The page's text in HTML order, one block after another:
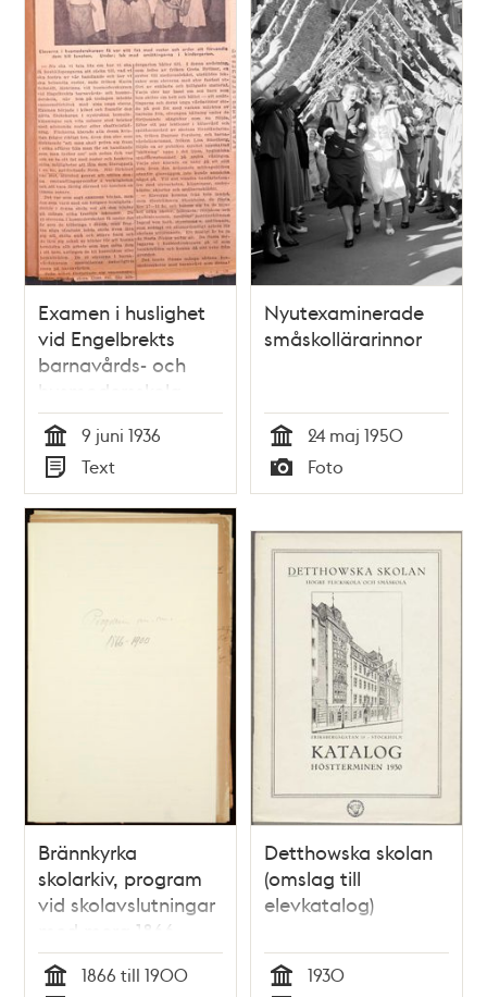
Examen i huslighet
vid Engelbrekts
barnavårds- och
husmodersskola
Tid
9 juni 1936
Typ
Text
Nyutexaminerade
småskollärarinnor
Tid
24 maj 1950
Typ
Foto
Brännkyrka
skolarkiv, program
vid skolavslutningar
med mera 1866 -
1900
1866 till 1900
Detthowska skolan
(omslag till
elevkatalog)
1930